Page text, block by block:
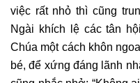
việc rất nhỏ thì cũng
Ngài khích lệ các tân
Chúa một cách khôn
bé, để xứng đáng lãnh